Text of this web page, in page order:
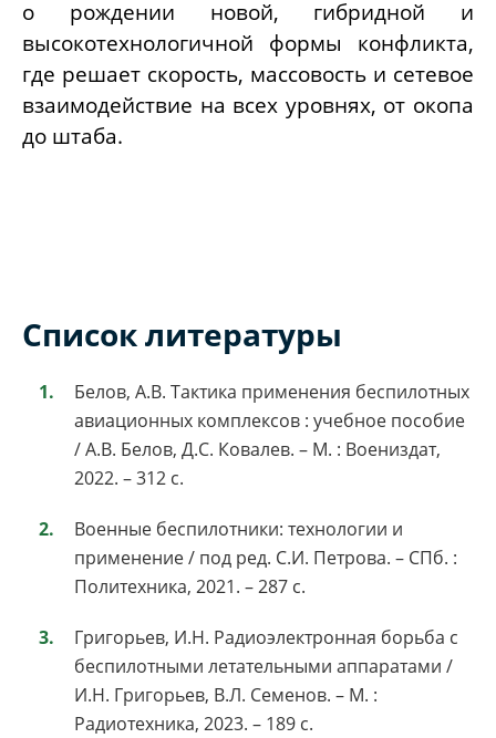
о рождении новой, гибридной и
высокотехнологичной формы конфликта,
где решает скорость, массовость и сетевое
взаимодействие на всех уровнях, от окопа
до штаба.
Список литературы
Белов, А.В. Тактика применения беспилотных
авиационных комплексов : учебное пособие
/ А.В. Белов, Д.С. Ковалев. – М. : Воениздат,
2022. – 312 с.
Военные беспилотники: технологии и
применение / под ред. С.И. Петрова. – СПб. :
Политехника, 2021. – 287 с.
Григорьев, И.Н. Радиоэлектронная борьба с
беспилотными летательными аппаратами /
И.Н. Григорьев, В.Л. Семенов. – М. :
Радиотехника, 2023. – 189 с.